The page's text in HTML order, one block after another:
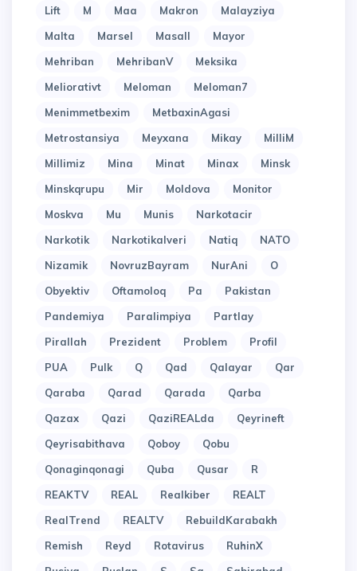
Lift
M Maa Makron
Malayziya
Malta
Marsel Masall
Mayor
Mehriban
MehribanV
Meksika
Meliorativt
Meloman
Meloman7
Menimmetbexim
MetbaxinAgasi
Metrostansiya
Meyxana Mikay
MilliM
Millimiz
Mina Minat Minax
Minsk
Minskqrupu
Mir Moldova
Monitor
Moskva
Mu Munis
Narkotacir
Narkotik
Narkotikalveri Natiq
NATO
Nizamik
NovruzBayram NurAni
O
Obyektiv
Oftamoloq Pa
Pakistan
Pandemiya
Paralimpiya
Partlay
Pirallah
Prezident Problem
Profil
PUA
Pulk Q Qad Qalayar
Qar
Qaraba
Qarad Qarada
Qarba
Qazax
Qazi QaziREALda
Qeyrineft
Qeyrisabithava
Qoboy
Qobu
Qonaginqonagi
Quba Qusar
R
REAKTV
REAL Realkiber
REALT
RealTrend
REALTV
RebuildKarabakh
Remish
Reyd Rotavirus
RuhinX